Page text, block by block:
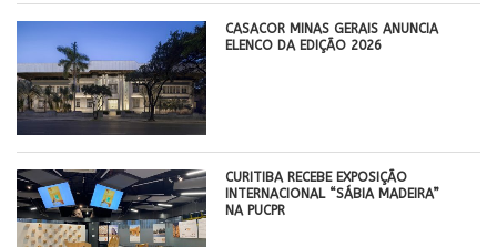
CASACOR MINAS GERAIS ANUNCIA
ELENCO DA EDIÇÃO 2026
CURITIBA RECEBE EXPOSIÇÃO
INTERNACIONAL “SÁBIA MADEIRA”
NA PUCPR